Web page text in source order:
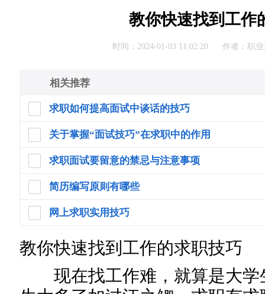
教你快速找到工作
时间：2024-01-03 11:02:20 作者： 职
求职如何提高面试中谈话的技巧
关于掌握“面试技巧”在求职中的作用
求职面试要留意的禁忌与注意事项
简历编写原则有哪些
网上求职实用技巧
相关推荐
教你快速找到工作的求职技巧
现在找工作难，就算是大学